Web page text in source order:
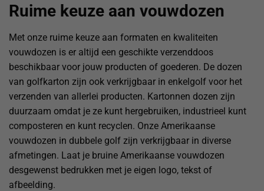
Ruime keuze aan vouwdozen
Met onze ruime keuze aan formaten en kwaliteiten
vouwdozen is er altijd een geschikte verzenddoos
beschikbaar voor jouw producten of goederen. De dozen
van golfkarton zijn ook verkrijgbaar in enkelgolf voor het
verzenden van allerlei producten. Kartonnen dozen zijn
duurzaam omdat je ze kunt hergebruiken, industrieel kunt
composteren en kunt recyclen. Onze Amerikaanse
vouwdozen in dubbele golf zijn verkrijgbaar in diverse
afmetingen. Laat je bruine Amerikaanse vouwdozen
desgewenst bedrukken met je eigen logo, tekst of
afbeelding.